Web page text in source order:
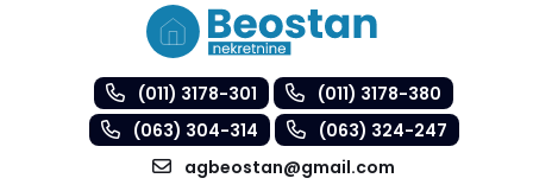
(011) 3178-301
(011) 3178-380
(063) 304-314
(063) 324-247
agbeostan@gmail.com